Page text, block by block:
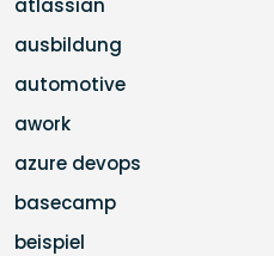
atlassian
ausbildung
automotive
awork
azure devops
basecamp
beispiel